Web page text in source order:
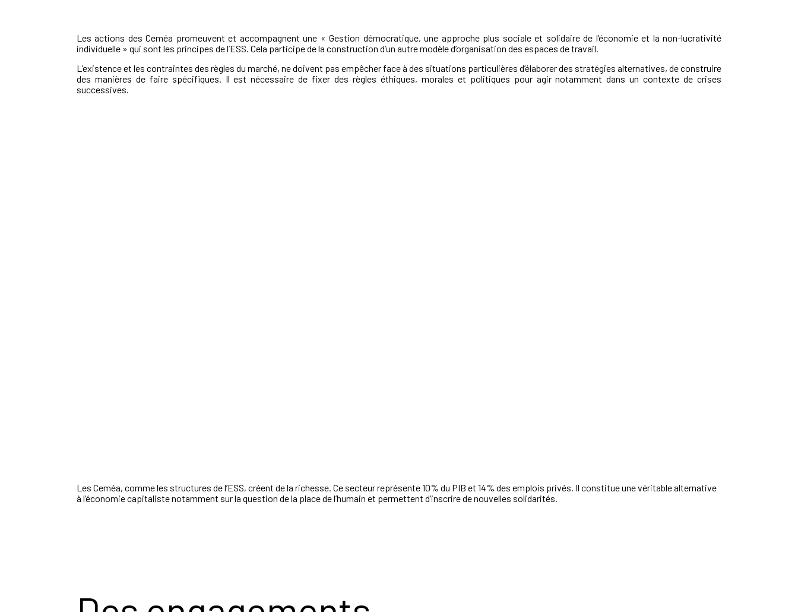
Les actions des Ceméa promeuvent et accompagnent une « Gestion démocratique, une approche plus sociale et solidaire de l’économie et la non-lucrativité
individuelle » qui sont les principes de l’ESS. Cela participe de la construction d’un autre modèle d’organisation des espaces de travail.
L’existence et les contraintes des règles du marché, ne doivent pas empêcher face à des situations particulières d’élaborer des stratégies alternatives, de construire
des manières de faire spécifiques. Il est nécessaire de fixer des règles éthiques, morales et politiques pour agir notamment dans un contexte de crises
successives.
Les Ceméa, comme les structures de l’ESS, créent de la richesse. Ce secteur représente 10% du PIB et 14% des emplois privés. Il constitue une véritable alternative
à l’économie capitaliste notamment sur la question de la place de l’humain et permettent d’inscrire de nouvelles solidarités.